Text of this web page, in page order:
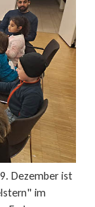
Dezember ist
im